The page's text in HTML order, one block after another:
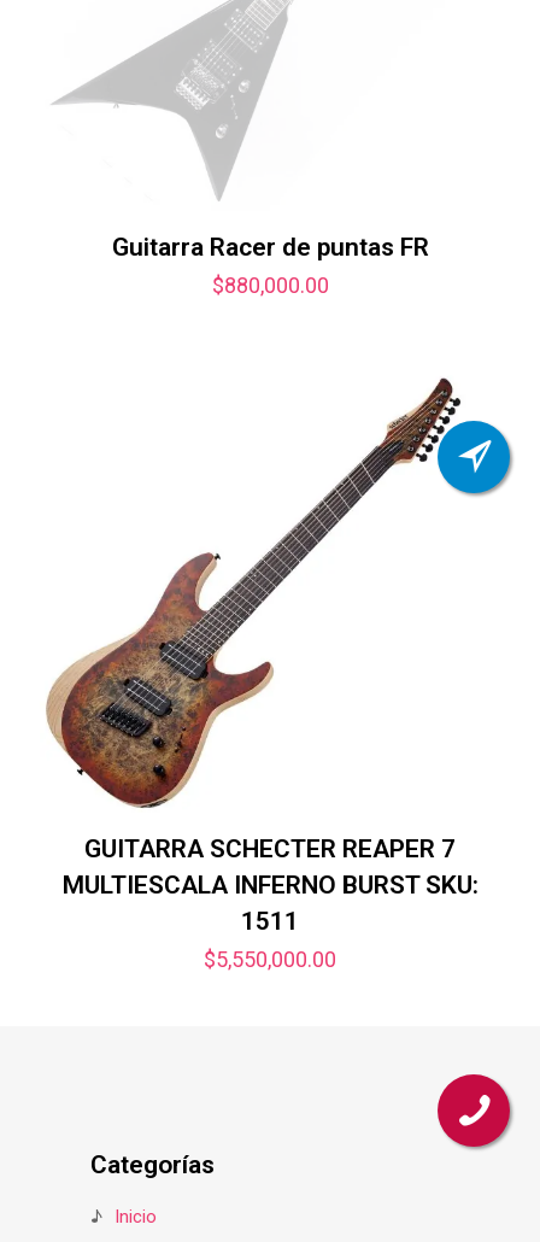
Guitarra Racer de puntas FR
$880,000.00
GUITARRA SCHECTER REAPER 7
MULTIESCALA INFERNO BURST SKU:
1511
$5,550,000.00
Categorías
♪
Inicio